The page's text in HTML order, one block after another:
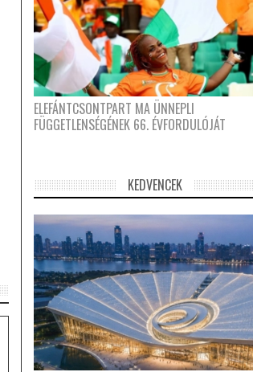
ELEFÁNTCSONTPART MA ÜNNEPLI
FÜGGETLENSÉGÉNEK 66. ÉVFORDULÓJÁT
KEDVENCEK